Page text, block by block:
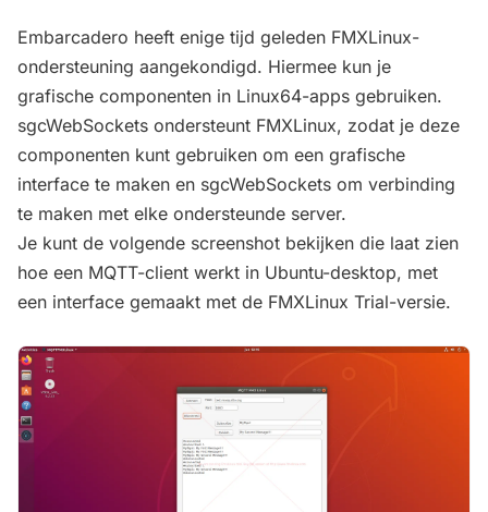
Embarcadero heeft enige tijd geleden FMXLinux-
ondersteuning aangekondigd. Hiermee kun je
grafische componenten in Linux64-apps gebruiken.
sgcWebSockets ondersteunt FMXLinux, zodat je deze
componenten kunt gebruiken om een grafische
interface te maken en sgcWebSockets om verbinding
te maken met elke ondersteunde server.
Je kunt de volgende screenshot bekijken die laat zien
hoe een MQTT-client werkt in Ubuntu-desktop, met
een interface gemaakt met de FMXLinux Trial-versie.